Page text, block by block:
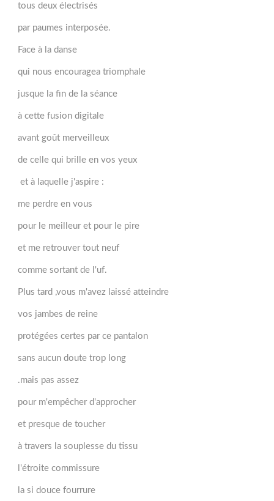
tous deux électrisés
par paumes interposée.
Face à la danse
qui nous encouragea triomphale
jusque la fin de la séance
à cette fusion digitale
avant goût merveilleux
de celle qui brille en vos yeux
et à laquelle j'aspire :
me perdre en vous
pour le meilleur et pour le pire
et me retrouver tout neuf
comme sortant de l'uf.
Plus tard ,vous m'avez laissé atteindre
vos jambes de reine
protégées certes par ce pantalon
sans aucun doute trop long
.mais pas assez
pour m'empêcher d'approcher
et presque de toucher
à travers la souplesse du tissu
l'étroite commissure
la si douce fourrure